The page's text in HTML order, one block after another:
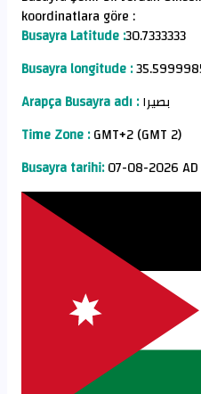
koordinatlara göre :
Busayra Latitude :30.7333333
Busayra longitude :
Arapça Busayra adı :بصيرا
Time Zone :GMT+2 (GMT 2)
Busayra tarihi:07-08-2026 AD